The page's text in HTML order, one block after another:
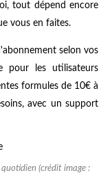
tout dépend encore
vous en faites.
selon vos
pour les utilisateurs
formules de 10€ à
avec un support
(crédit image :